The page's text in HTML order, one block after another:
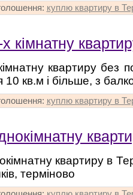
куплю квартиру в
кімнатну
квартиру без
10 кв.м і більше, з
куплю квартиру в
квартиру в
терміново